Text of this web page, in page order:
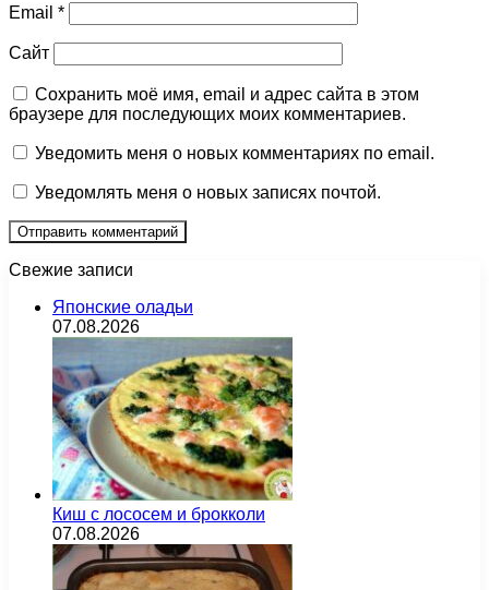
Email *
Сайт
Сохранить моё имя, email и адрес сайта в этом
браузере для последующих моих комментариев.
Уведомить меня о новых комментариях по email.
Уведомлять меня о новых записях почтой.
Свежие записи
Японские оладьи
07.08.2026
Киш с лососем и брокколи
07.08.2026